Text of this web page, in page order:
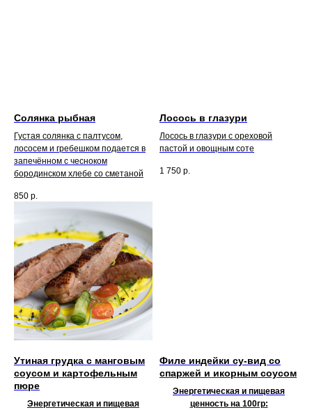
Солянка рыбная
Густая солянка с палтусом,
лососем и гребешком подается в
запечённом с чесноком
бородинском хлебе со сметаной
850 р.
Лосось в глазури
Лосось в глазури с ореховой
пастой и овощным соте
1 750 р.
Утиная грудка с манговым
соусом и картофельным
пюре
Энергетическая и пищевая
Филе индейки су-вид со
спаржей и икорным соусом
Энергетическая и пищевая
ценность на 100гр: